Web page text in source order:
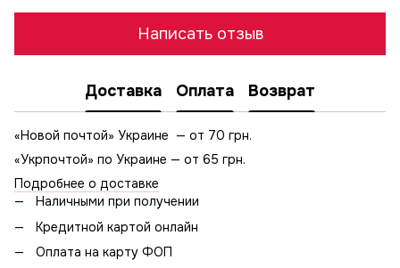
Написать отзыв
Доставка Оплата Возврат
«Новой почтой» Украине — от 70 грн.
«Укрпочтой» по Украине — от 65 грн.
Подробнее о доставке
Наличными при получении
Кредитной картой онлайн
Оплата на карту ФОП